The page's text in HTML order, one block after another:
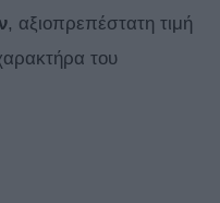
, αξιοπρεπέστατη τιμή
του